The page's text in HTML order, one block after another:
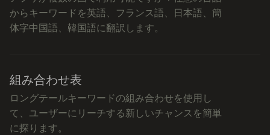
からキーワードを英語、フランス語、日本語、簡
体字中国語、韓国語に翻訳します。
組み合わせ表
ロングテールキーワードの組み合わせを使用し
て、ユーザーにリーチする新しいチャンスを簡単
に探ります。